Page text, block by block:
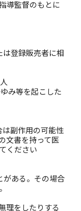
導監督のもとに
登録販売者に相
み等を起こした
は副作用の可能性
文書を持って医
ください
がある。その場合
理をしたりする